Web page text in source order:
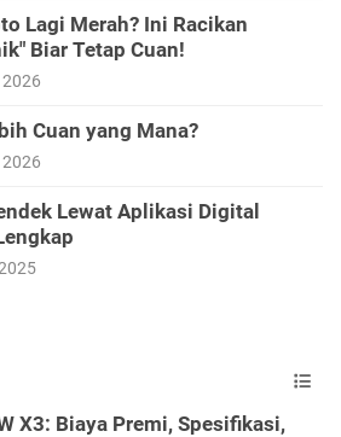
Lagi Merah? Ini Racikan
Biar Tetap Cuan!
Cuan yang Mana?
Lewat Aplikasi Digital
X3: Biaya Premi, Spesifikasi,